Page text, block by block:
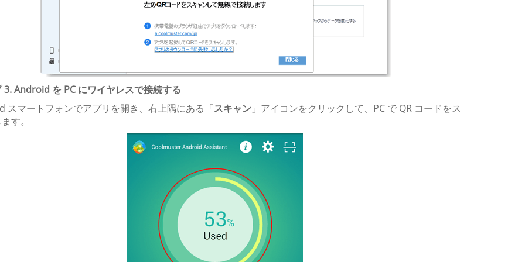
3. Android を PC にワイヤレスで接続する
スマートフォンでアプリを開き、右上隅にある「スキャン 」アイコンをクリックして、PC で QR コードをス
す。